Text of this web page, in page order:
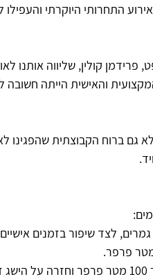
התחרותי היוקרתי
קולין, שליווה אותנו
והאישית הייתה חשובה
גם ברוח הקבוצתית שהפגינו